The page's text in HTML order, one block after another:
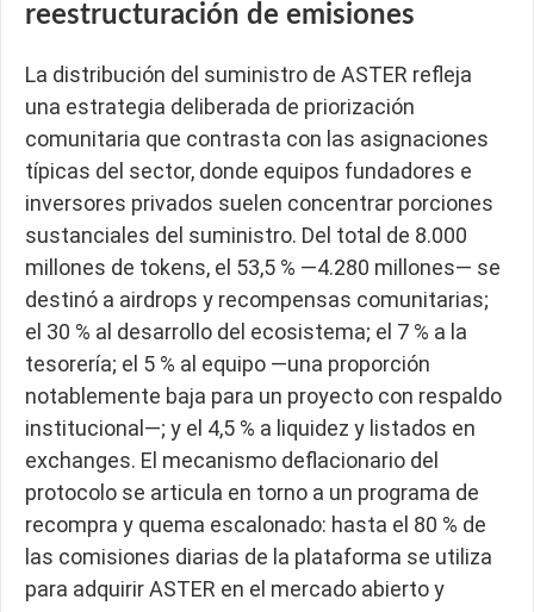
reestructuración de emisiones
La distribución del suministro de ASTER refleja
una estrategia deliberada de priorización
comunitaria que contrasta con las asignaciones
típicas del sector, donde equipos fundadores e
inversores privados suelen concentrar porciones
sustanciales del suministro. Del total de 8.000
millones de tokens, el 53,5 % —4.280 millones— se
destinó a airdrops y recompensas comunitarias;
el 30 % al desarrollo del ecosistema; el 7 % a la
tesorería; el 5 % al equipo —una proporción
notablemente baja para un proyecto con respaldo
institucional—; y el 4,5 % a liquidez y listados en
exchanges. El mecanismo deflacionario del
protocolo se articula en torno a un programa de
recompra y quema escalonado: hasta el 80 % de
las comisiones diarias de la plataforma se utiliza
para adquirir ASTER en el mercado abierto y